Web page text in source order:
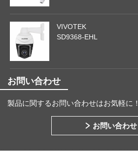
VIVOTEK
SD9368-EHL
お問い合わせ
製品に関するお問い合わせはお気軽に！
お問い合わせ